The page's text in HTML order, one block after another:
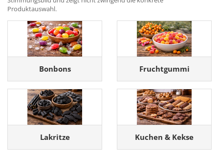
Produktauswahl.
Bonbons Fruchtgummi
Lakritze Kuchen & Kekse